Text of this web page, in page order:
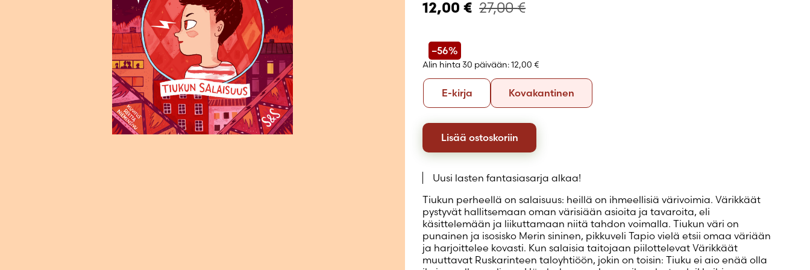
Luo uusi tili
12,00€ 27,00€
–56%
Alin hinta 30 päivään:12,00 €
Formaatti
E-kirjaE-
kirja
Kovakantinen
Lisää ostoskoriin
Uusi lasten fantasiasarja alkaa!
Tiukun perheellä on salaisuus: heillä on ihmeellisiä värivoimia. Värikkäät
pystyvät hallitsemaan oman värisiään asioita ja tavaroita, eli
käsittelemään ja liikuttamaan niitä tahdon voimalla. Tiukun väri on
punainen ja isosisko Merin sininen, pikkuveli Tapio vielä etsii omaa väriään
ja harjoittelee kovasti. Kun salaisia taitojaan piilottelevat Värikkäät
muuttavat Ruskarinteen taloyhtiöön, jokin on toisin: Tiuku ei aio enää olla